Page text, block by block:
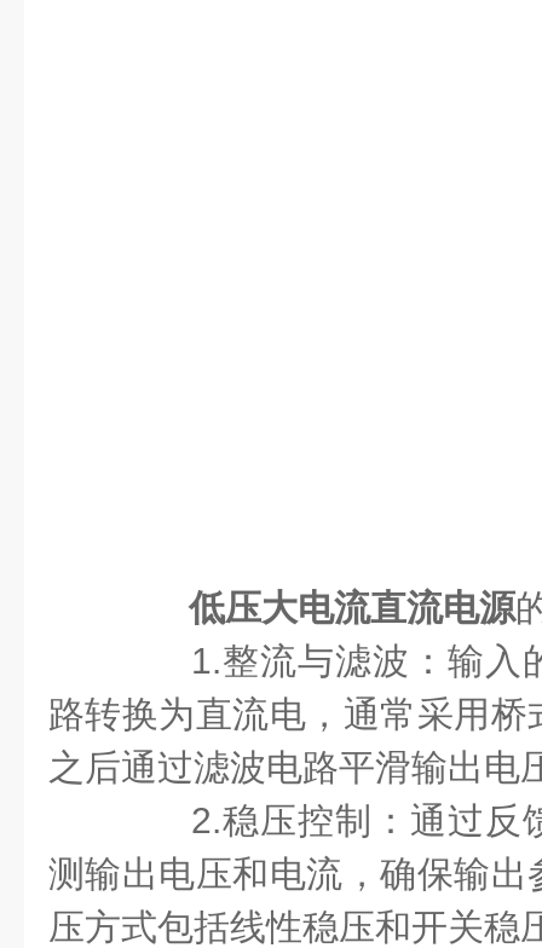
低压大电流直流电源
1.整流与滤波：输入
路转换为直流电，通常采用
之后通过滤波电路平滑输出电
2.稳压控制：通过反
测输出电压和电流，确保输
压方式包括线性稳压和开关稳